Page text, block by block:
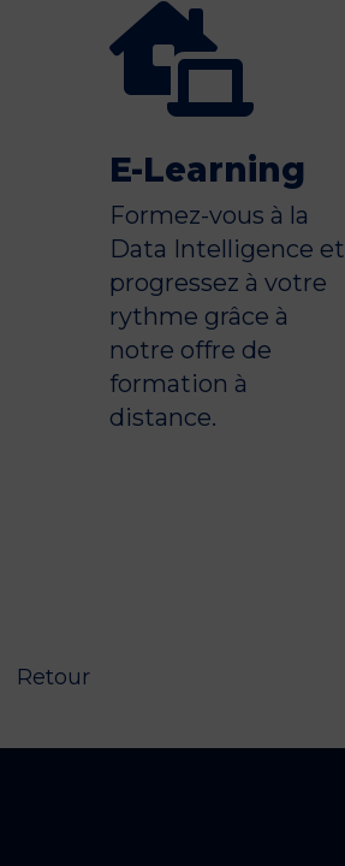

E-Learning
Formez-vous à la
Data Intelligence et
progressez à votre
rythme grâce à
notre offre de
formation à
distance.
Retour